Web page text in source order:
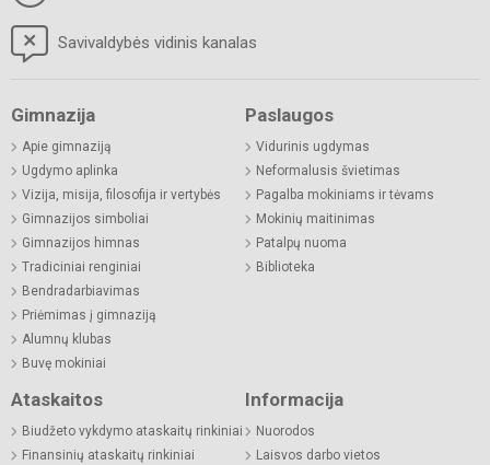
Savivaldybės vidinis kanalas
Gimnazija
Apie gimnaziją
Ugdymo aplinka
Vizija, misija, filosofija ir vertybės
Gimnazijos simboliai
Gimnazijos himnas
Tradiciniai renginiai
Bendradarbiavimas
Priėmimas į gimnaziją
Alumnų klubas
Buvę mokiniai
Paslaugos
Vidurinis ugdymas
Neformalusis švietimas
Pagalba mokiniams ir tėvams
Mokinių maitinimas
Patalpų nuoma
Biblioteka
Ataskaitos
Biudžeto vykdymo ataskaitų rinkiniai
Finansinių ataskaitų rinkiniai
Informacija
Nuorodos
Laisvos darbo vietos